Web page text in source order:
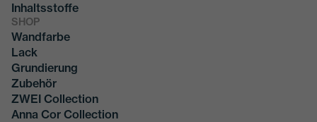
Inhaltsstoffe
SHOP
Wandfarbe
Lack
Grundierung
Zubehör
ZWEI Collection
Anna Cor Collection